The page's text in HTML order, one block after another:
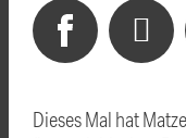
Dieses Mal hat